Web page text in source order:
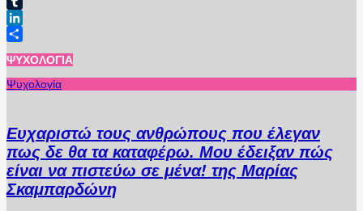
Tumblr
LinkedIn
ΨΥΧΟΛΟΓΊΑ
Ψυχολογία
Ευχαριστώ τους ανθρώπους που έλεγαν
πως δε θα τα καταφέρω. Μου έδειξαν πώς
είναι να πιστεύω σε μένα! της Μαρίας
Σκαμπαρδώνη